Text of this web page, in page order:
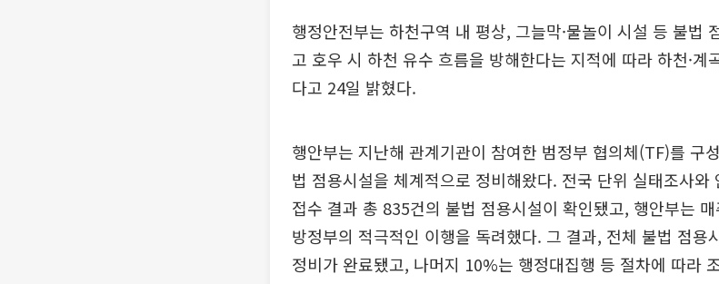
행정안전부는 하천구역 내 평상, 그늘막·물놀이 시설 등 불법
고 호우 시 하천 유수 흐름을 방해한다는 지적에 따라 하천·계
다고 24일 밝혔다.
행안부는 지난해 관계기관이 참여한 범정부 협의체(TF)를 구
법 점용시설을 체계적으로 정비해왔다. 전국 단위 실태조사와
접수 결과 총 835건의 불법 점용시설이 확인됐고, 행안부는
방정부의 적극적인 이행을 독려했다. 그 결과, 전체 불법 점용
정비가 완료됐고, 나머지 10%는 행정대집행 등 절차에 따라